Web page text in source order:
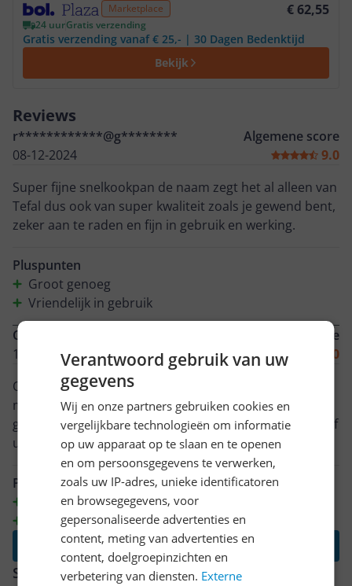
Marketplace € 62,55
24 uurGratis verzending
Gratis verzending vanaf € 25,- | 30 Dagen Bedenktijd
Bekijk
Reviews
r************@g********
08-12-2024
Algemene score
9.0
Super fijne snelkookpan de naam zegt het al alleen van
Tefal dus ook van super kwaliteit zoals je gewend bent,
zeker aan te raden en fijn in gebruik en werking.
Pluspunten
Groot genoeg
Vriendelijk in gebruik
Carla
13-01-2018
Algemene score
8.0
Ooit al willen hebben, maar door enthousiasme van
mijn vriendin hem toch aangeschaft en heb daar zeer
geen spijt van, net een erwtensoep gemaakt in een half
uur en hij is heerlijk, ik heb de 6 liter, ik zeg twijfel niet!!
Pluspunten
Makkelijk in gegruik
Goed te reinigen
Lees alle reviews
Schrijf een review
Verantwoord gebruik van uw
gegevens
Wij en onze partners gebruiken cookies en
vergelijkbare technologieën om informatie
op uw apparaat op te slaan en te openen
en om persoonsgegevens te verwerken,
zoals uw IP-adres, unieke identificatoren
en browsegegevens, voor
gepersonaliseerde advertenties en
content, meting van advertenties en
content, doelgroepinzichten en
verbetering van diensten. Externe